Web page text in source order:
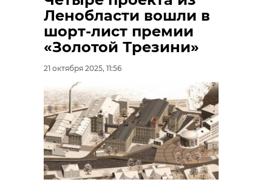
Ленобласти вошли в
шорт-лист премии
«Золотой Трезини»
21 октября 2025, 11:56